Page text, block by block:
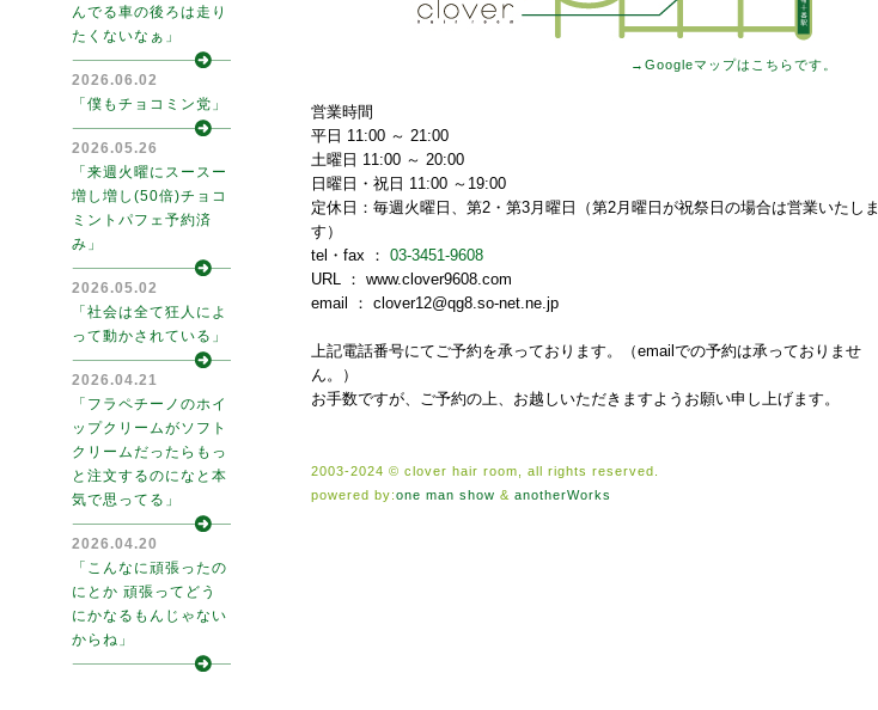
んでる車の後ろは走り
たくないなぁ」
2026.06.02
「僕もチョコミン党」
2026.05.26
「来週火曜にスースー
増し増し(50倍)チョコ
ミントパフェ予約済
み」
2026.05.02
「社会は全て狂人によ
って動かされている」
2026.04.21
「フラペチーノのホイ
ップクリームがソフト
クリームだったらもっ
と注文するのになと本
気で思ってる」
2026.04.20
「こんなに頑張ったの
にとか 頑張ってどう
にかなるもんじゃない
からね」
→Googleマップはこちらです。
営業時間
平日 11:00 ～ 21:00
土曜日 11:00 ～ 20:00
日曜日・祝日 11:00 ～19:00
定休日：毎週火曜日、第2・第3月曜日（第2月曜日が祝祭日の場合は営業いたしま
す）
tel・fax ： 03-3451-9608
URL ： www.clover9608.com
email ： clover12@qg8.so-net.ne.jp
上記電話番号にてご予約を承っております。（emailでの予約は承っておりませ
ん。）
お手数ですが、ご予約の上、お越しいただきますようお願い申し上げます。
2003-2024 © clover hair room, all rights reserved.
powered by:one man show & anotherWorks